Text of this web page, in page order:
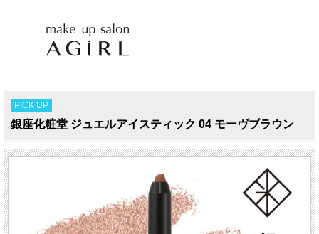
PICK UP
銀座化粧堂 ジュエルアイスティック 04 モーヴブラウン